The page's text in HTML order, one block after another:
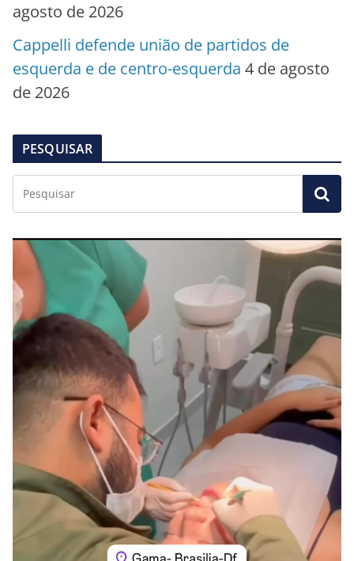
agosto de 2026
Cappelli defende união de partidos de
esquerda e de centro-esquerda 4 de agosto
de 2026
PESQUISAR